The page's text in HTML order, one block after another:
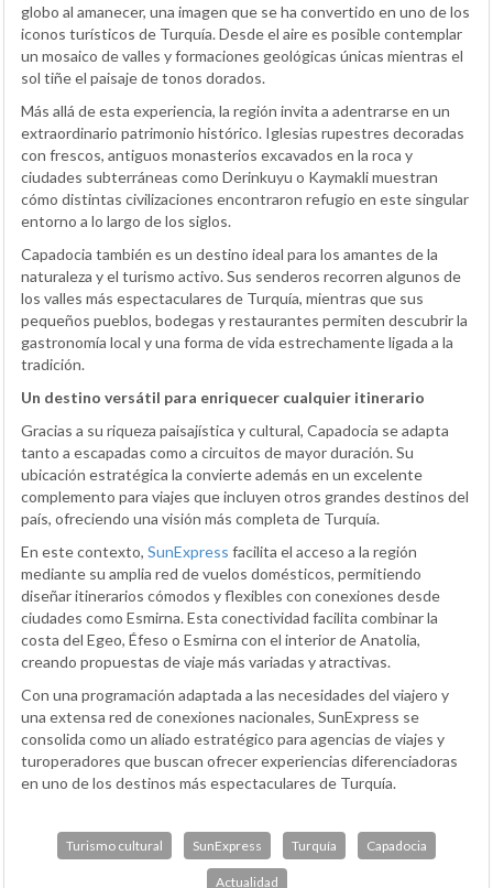
globo al amanecer, una imagen que se ha convertido en uno de los
iconos turísticos de Turquía. Desde el aire es posible contemplar
un mosaico de valles y formaciones geológicas únicas mientras el
sol tiñe el paisaje de tonos dorados.
Más allá de esta experiencia, la región invita a adentrarse en un
extraordinario patrimonio histórico. Iglesias rupestres decoradas
con frescos, antiguos monasterios excavados en la roca y
ciudades subterráneas como Derinkuyu o Kaymakli muestran
cómo distintas civilizaciones encontraron refugio en este singular
entorno a lo largo de los siglos.
Capadocia también es un destino ideal para los amantes de la
naturaleza y el turismo activo. Sus senderos recorren algunos de
los valles más espectaculares de Turquía, mientras que sus
pequeños pueblos, bodegas y restaurantes permiten descubrir la
gastronomía local y una forma de vida estrechamente ligada a la
tradición.
Un destino versátil para enriquecer cualquier itinerario
Gracias a su riqueza paisajística y cultural, Capadocia se adapta
tanto a escapadas como a circuitos de mayor duración. Su
ubicación estratégica la convierte además en un excelente
complemento para viajes que incluyen otros grandes destinos del
país, ofreciendo una visión más completa de Turquía.
En este contexto, SunExpress facilita el acceso a la región
mediante su amplia red de vuelos domésticos, permitiendo
diseñar itinerarios cómodos y flexibles con conexiones desde
ciudades como Esmirna. Esta conectividad facilita combinar la
costa del Egeo, Éfeso o Esmirna con el interior de Anatolia,
creando propuestas de viaje más variadas y atractivas.
Con una programación adaptada a las necesidades del viajero y
una extensa red de conexiones nacionales, SunExpress se
consolida como un aliado estratégico para agencias de viajes y
turoperadores que buscan ofrecer experiencias diferenciadoras
en uno de los destinos más espectaculares de Turquía.
Turismo cultural SunExpress Turquía Capadocia
Actualidad